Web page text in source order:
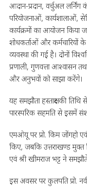
आदान-प्रदान, वर्चुअल
परियोजनाओं, कार्यशालाओं,
कार्यक्रमों का आयोजन किया
शोधकर्ताओं और कर्मचारियों
व्यवस्था की गई है। दोनों
प्रणाली, गुणवत्ता आश्वासन
और अनुभवों को साझा करेंगे।
यह समझौता हस्ताक्षर की तिथि
पारस्परिक सहमति से इसमें
एमओयू पर प्रो. किम जोंगहो
किए, जबकि उत्तराखण्ड मुक्त
एवं श्री खीमराज भट्ट ने समझौते
इस अवसर पर कुलपति प्रो.